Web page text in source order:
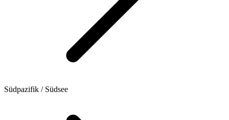
Südpazifik / Südsee